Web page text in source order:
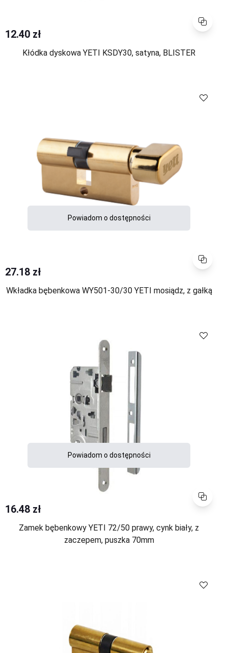
Porównaj
12.40 zł
Kłódka dyskowa YETI KSDY30, satyna, BLISTER
Porównaj
Powiadom o dostępności
27.18 zł
Wkładka bębenkowa WY501-30/30 YETI mosiądz, z gałką
Porównaj
Powiadom o dostępności
16.48 zł
Zamek bębenkowy YETI 72/50 prawy, cynk biały, z
zaczepem, puszka 70mm